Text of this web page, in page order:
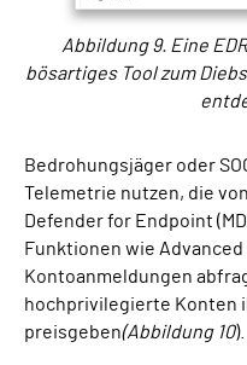
Abbildung 9. Eine
bösartiges Tool zum
Bedrohungsjäger oder
Telemetrie nutzen, die
Defender for Endpoint
Funktionen wie
Kontoanmeldungen
hochprivilegierte Konten
preisgeben(Abbildung 10).